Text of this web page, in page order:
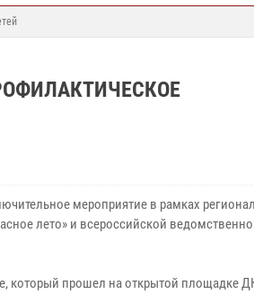
мероприятие в рамках
лето» и всероссийской
который прошел на открытой площадке